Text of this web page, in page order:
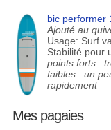
bic performer
Ajouté au
Usage: Surf
Stabilité pour
points forts :
faibles : un
rapidement
Mes pagaies